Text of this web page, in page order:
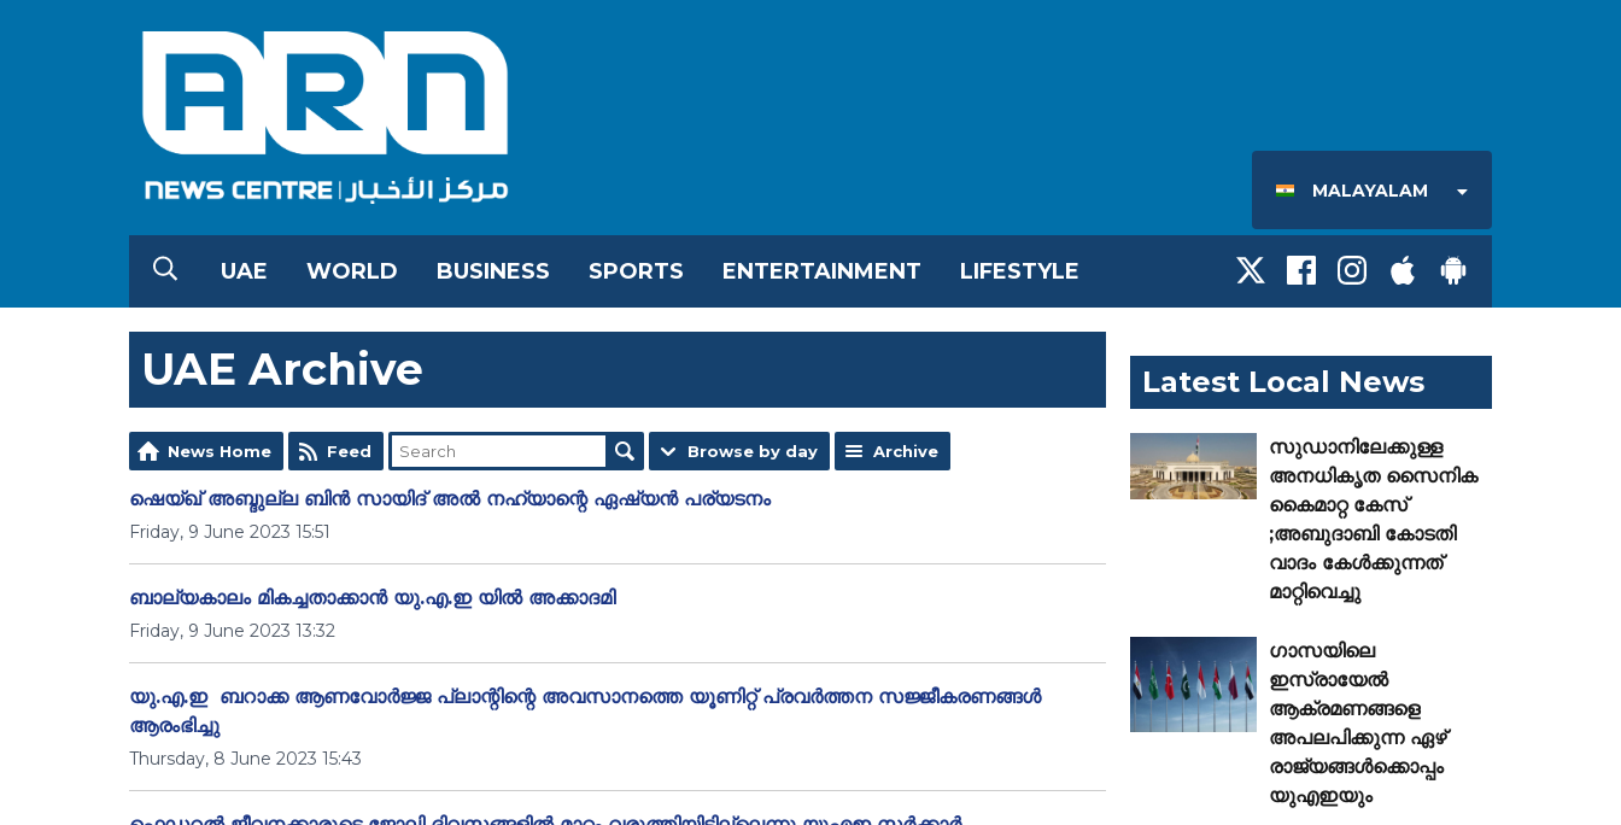
MALAYALAM
UAE WORLD BUSINESS SPORTS ENTERTAINMENT LIFESTYLE
UAE Archive
News Home Feed Browse by day Archive
ഷെയ്ഖ് അബ്ദുല്ല ബിൻ സായിദ് അൽ നഹ്യാന്റെ ഏഷ്യൻ പര്യടനം
Friday, 9 June 2023 15:51
ബാല്യകാലം മികച്ചതാക്കാൻ യു.എ.ഇ യിൽ അക്കാദമി
Friday, 9 June 2023 13:32
യു.എ.ഇ ബറാക്ക ആണവോർജ്ജ പ്ലാന്റിന്റെ അവസാനത്തെ യൂണിറ്റ് പ്രവർത്തന സജ്ജീകരണങ്ങൾ
ആരംഭിച്ചു
Thursday, 8 June 2023 15:43
Latest Local News
സുഡാനിലേക്കുള്ള
അനധികൃത സൈനിക
കൈമാറ്റ കേസ്
;അബുദാബി കോടതി
വാദം കേൾക്കുന്നത്
മാറ്റിവെച്ചു
ഗാസയിലെ
ഇസ്രായേൽ
ആക്രമണങ്ങളെ
അപലപിക്കുന്ന ഏഴ്
രാജ്യങ്ങൾക്കൊപ്പം
യുഎഇയും